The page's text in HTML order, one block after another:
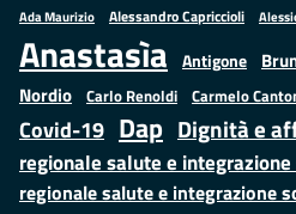
Ada Maurizio Alessandro Capriccioli
Anastasìa Antigone
Nordio Carlo Renoldi Carmelo
Covid-19 Dap Dignità e
regionale salute e
regionale salute e integrazione